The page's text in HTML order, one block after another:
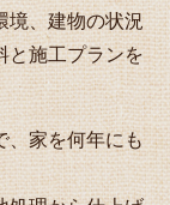
境、建物の状況
と施工プランを
、家を何年にも